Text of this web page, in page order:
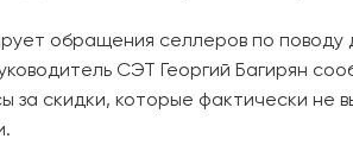
обращения селлеров по поводу
СЭТ Георгий Багирян
за скидки, которые фактически не